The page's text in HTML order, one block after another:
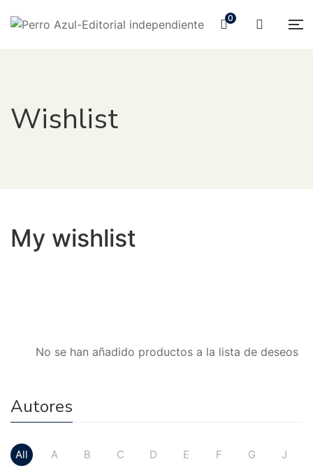
0
Wishlist
My wishlist
No se han añadido productos a la lista de deseos
Autores
All A B C D E F G J